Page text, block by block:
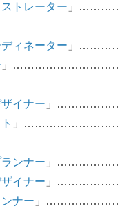
トレーター 」
ィネーター 」
」……………………………
イナー 」
」…………………………
ンナー 」
イナー 」
ナー 」……………………